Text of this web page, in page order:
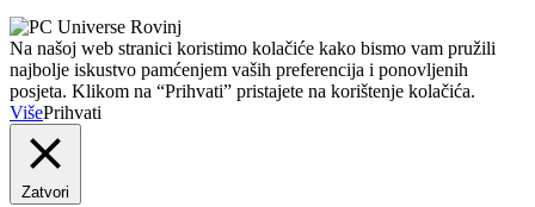
Na našoj web stranici koristimo kolačiće kako bismo vam pružili
najbolje iskustvo pamćenjem vaših preferencija i ponovljenih
posjeta. Klikom na “Prihvati” pristajete na korištenje kolačića.
VišePrihvati
Zatvori